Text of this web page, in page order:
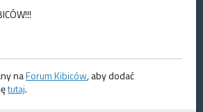
naForum Kibiców, aby dodać
tutaj.